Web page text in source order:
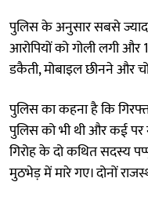
पुलिस के अनुसार सबसे
आरोपियों को गोली लगी
डकैती, मोबाइल छीनने और
पुलिस का कहना है कि
पुलिस को भी थी और कई पर
गिरोह के दो कथित सदस्य
मुठभेड़ में मारे गए। दोनों